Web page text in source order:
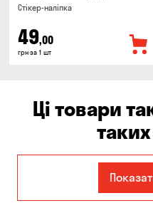
Стікер-наліпка
49,00
грн за 1 шт
Ці товари
Єлизаветівка
Авангард